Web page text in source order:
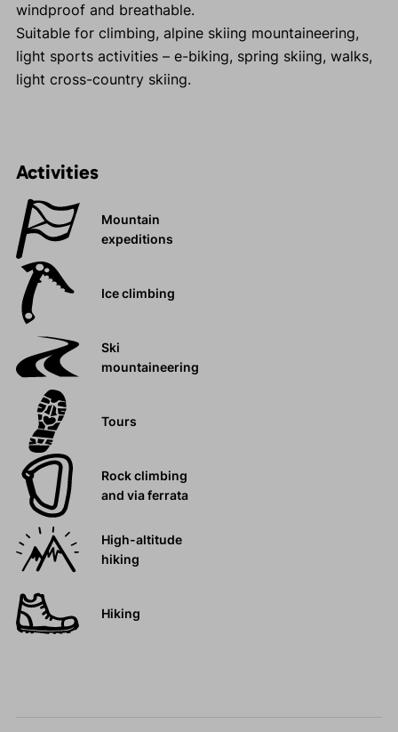
windproof and breathable.
Suitable for climbing, alpine skiing mountaineering,
light sports activities – e-biking, spring skiing, walks,
light cross-country skiing.
Activities
Mountain
expeditions
Ice climbing
Ski
mountaineering
Tours
Rock climbing
and via ferrata
High-altitude
hiking
Hiking